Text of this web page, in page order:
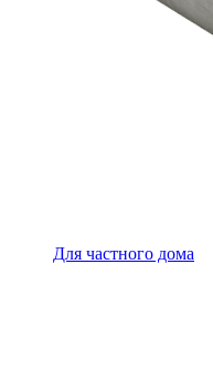
Для частного дома